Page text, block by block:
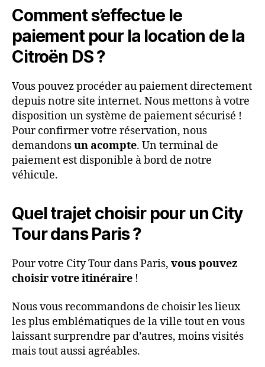
Comment s’effectue le
paiement pour la location de la
Citroën DS ?
Vous pouvez procéder au paiement directement
depuis notre site internet. Nous mettons à votre
disposition un système de paiement sécurisé !
Pour confirmer votre réservation, nous
demandonsun acompte. Un terminal de
paiement est disponible à bord de notre
véhicule.
Quel trajet choisir pour un City
Tour dans Paris ?
Pour votre City Tour dans Paris, vous pouvez
choisir votre itinéraire !
Nous vous recommandons de choisir les lieux
les plus emblématiques de la ville tout en vous
laissant surprendre par d’autres, moins visités
mais tout aussi agréables.